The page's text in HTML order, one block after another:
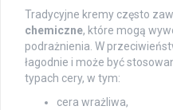
Tradycyjne kremy często
chemiczne, które mogą
podrażnienia. W
łagodnie i może być
typach cery, w tym:
cera wrażliwa,